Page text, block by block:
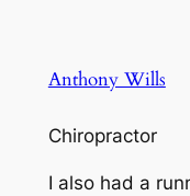
Anthony Wills
Chiropractor
I also had a